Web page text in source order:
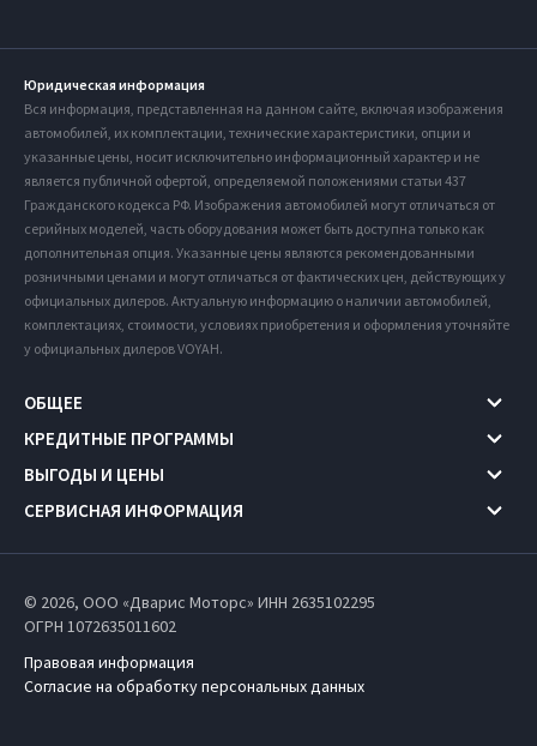
Юридическая информация
Вся информация, представленная на данном сайте, включая изображения
автомобилей, их комплектации, технические характеристики, опции и
указанные цены, носит исключительно информационный характер и не
является публичной офертой, определяемой положениями статьи 437
Гражданского кодекса РФ. Изображения автомобилей могут отличаться от
серийных моделей, часть оборудования может быть доступна только как
дополнительная опция. Указанные цены являются рекомендованными
розничными ценами и могут отличаться от фактических цен, действующих у
официальных дилеров. Актуальную информацию о наличии автомобилей,
комплектациях, стоимости, условиях приобретения и оформления уточняйте
у официальных дилеров VOYAH.
ОБЩЕЕ
КРЕДИТНЫЕ ПРОГРАММЫ
ВЫГОДЫ И ЦЕНЫ
СЕРВИСНАЯ ИНФОРМАЦИЯ
© 2026, ООО «Дварис Моторс» ИНН 2635102295
ОГРН 1072635011602
Правовая информация
Согласие на обработку персональных данных